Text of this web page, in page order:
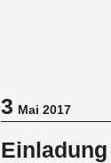
3Mai 2017